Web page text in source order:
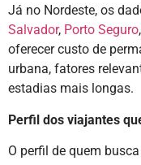
Já no Nordeste, os
Salvador, Porto Seguro,
oferecer custo de
urbana, fatores
estadias mais longas.
Perfil dos viajantes
O perfil de quem